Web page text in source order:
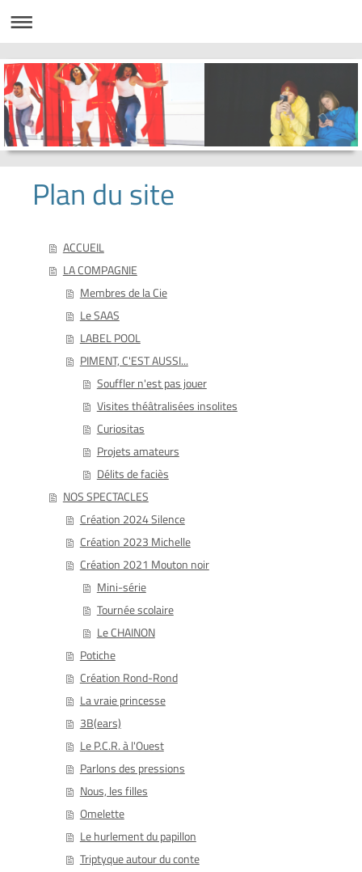
Plan du site
ACCUEIL
LA COMPAGNIE
Membres de la Cie
Le SAAS
LABEL POOL
PIMENT, C'EST AUSSI...
Souffler n'est pas jouer
Visites théâtralisées insolites
Curiositas
Projets amateurs
Délits de faciès
NOS SPECTACLES
Création 2024 Silence
Création 2023 Michelle
Création 2021 Mouton noir
Mini-série
Tournée scolaire
Le CHAINON
Potiche
Création Rond-Rond
La vraie princesse
3B(ears)
Le P.C.R. à l'Ouest
Parlons des pressions
Nous, les filles
Omelette
Le hurlement du papillon
Triptyque autour du conte